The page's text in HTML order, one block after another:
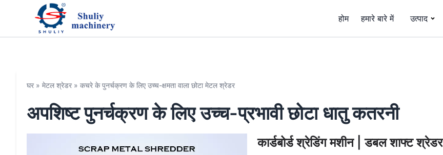
होम हमारे बारे में उत्पाद
घर » मेटल श्रेडर » कचरे के पुनर्चक्रण के लिए उच्च-क्षमता वाला छोटा मेटल श्रेडर
अपशिष्ट पुनर्चक्रण के लिए उच्च-प्रभावी छोटा धातु कतरनी
कार्डबोर्ड श्रेडिंग मशीन | डबल शाफ्ट श्रेडर